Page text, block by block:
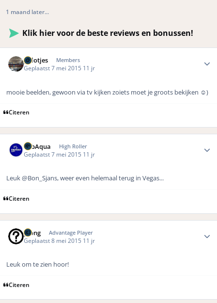
1 maand later...
Klik hier voor de beste reviews en bonussen!
polotjes Members
Geplaatst7 mei 2015 11 jr
mooie beelden, gewoon via tv kijken zoiets moet je groots bekijken ☺️)
Citeren
SubAqua High Roller
Geplaatst7 mei 2015 11 jr
Leuk @Bon_Sjans, weer even helemaal terug in Vegas...
Citeren
pjong Advantage Player
Geplaatst8 mei 2015 11 jr
Leuk om te zien hoor!
Citeren